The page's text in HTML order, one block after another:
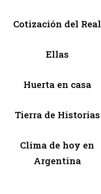
Cotización del Real
Ellas
Huerta en casa
Tierra de Historias
Clima de hoy en
Argentina